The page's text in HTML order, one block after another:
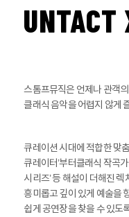
UNTACT
스톰프뮤직은 언제나 관객
클래식 음악을 어렵지 않게
큐레이션 시대에 적합한 맞
큐레이터’부터클래식 작곡
시리즈’ 등 해설이 더해진 렉
흥미롭고 깊이 있게 예술을
쉽게 공연장을 찾을 수 있도